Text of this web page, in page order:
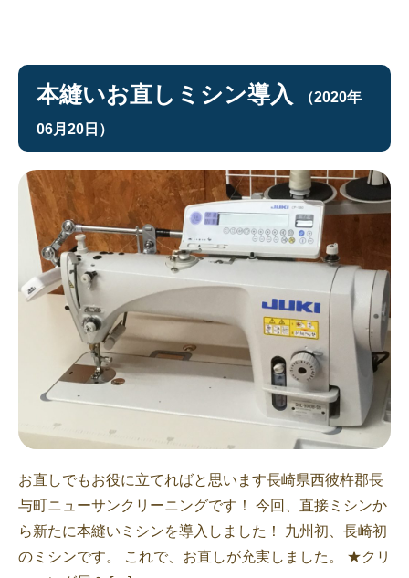
本縫いお直しミシン導入 （2020年
06月20日）
お直しでもお役に立てればと思います長崎県西彼杵郡長
与町ニューサンクリーニングです！ 今回、直接ミシンか
ら新たに本縫いミシンを導入しました！ 九州初、長崎初
のミシンです。 これで、お直しが充実しました。 ★クリ